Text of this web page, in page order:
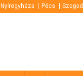
Nyíregyháza Pécs Szeged